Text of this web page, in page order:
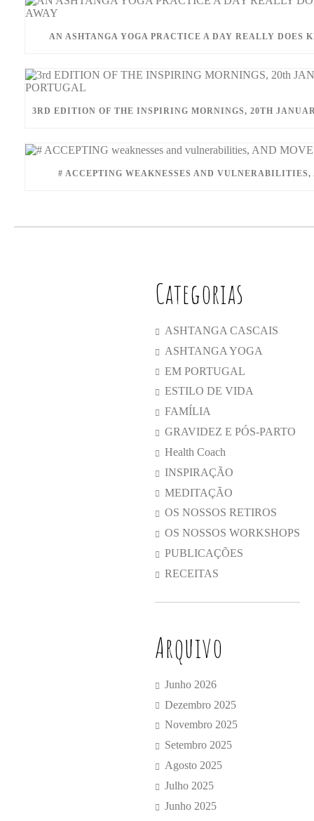
AN ASHTANGA YOGA PRACTICE A DAY REALLY DOES
3RD EDITION OF THE INSPIRING MORNINGS, 20TH
# ACCEPTING WEAKNESSES AND VULNERABILITIES,
Categorias
ASHTANGA CASCAIS
ASHTANGA YOGA
EM PORTUGAL
ESTILO DE VIDA
FAMÍLIA
GRAVIDEZ E PÓS-PARTO
Health Coach
INSPIRAÇÃO
MEDITAÇÃO
OS NOSSOS RETIROS
OS NOSSOS WORKSHOPS
PUBLICAÇÕES
RECEITAS
Arquivo
Junho 2026
Dezembro 2025
Novembro 2025
Setembro 2025
Agosto 2025
Julho 2025
Junho 2025